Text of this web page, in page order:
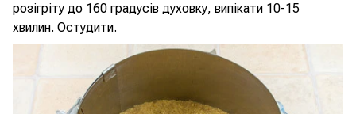
розігріту до 160 градусів духовку, випікати 10-15
хвилин. Остудити.